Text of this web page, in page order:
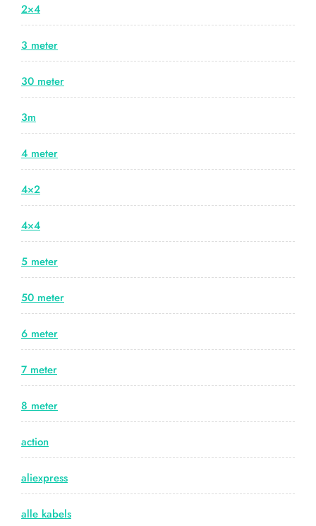
2×4
3 meter
30 meter
3m
4 meter
4×2
4×4
5 meter
50 meter
6 meter
7 meter
8 meter
action
aliexpress
alle kabels